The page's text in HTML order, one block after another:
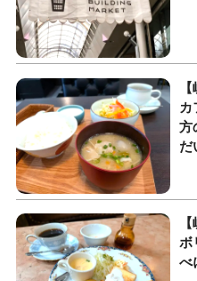
カ
方
だ
ボ
べ